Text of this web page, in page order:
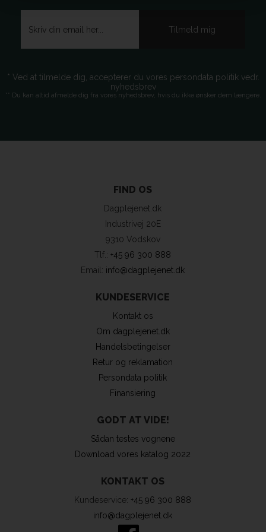
* Ved at tilmelde dig, accepterer du vores persondata politik vedr.
nyhedsbrev
** Du kan altid afmelde dig fra vores nyhedsbrev, hvis du ikke ønsker dem længere.
FIND OS
Dagplejenet.dk
Industrivej 20E
9310 Vodskov
Tlf.:+45 96 300 888
Email: info@dagplejenet.dk
KUNDESERVICE
Kontakt os
Om dagplejenet.dk
Handelsbetingelser
Retur og reklamation
Persondata politik
Finansiering
GODT AT VIDE!
Sådan testes vognene
Download vores katalog 2022
KONTAKT OS
Kundeservice:+45 96 300 888
info@dagplejenet.dk